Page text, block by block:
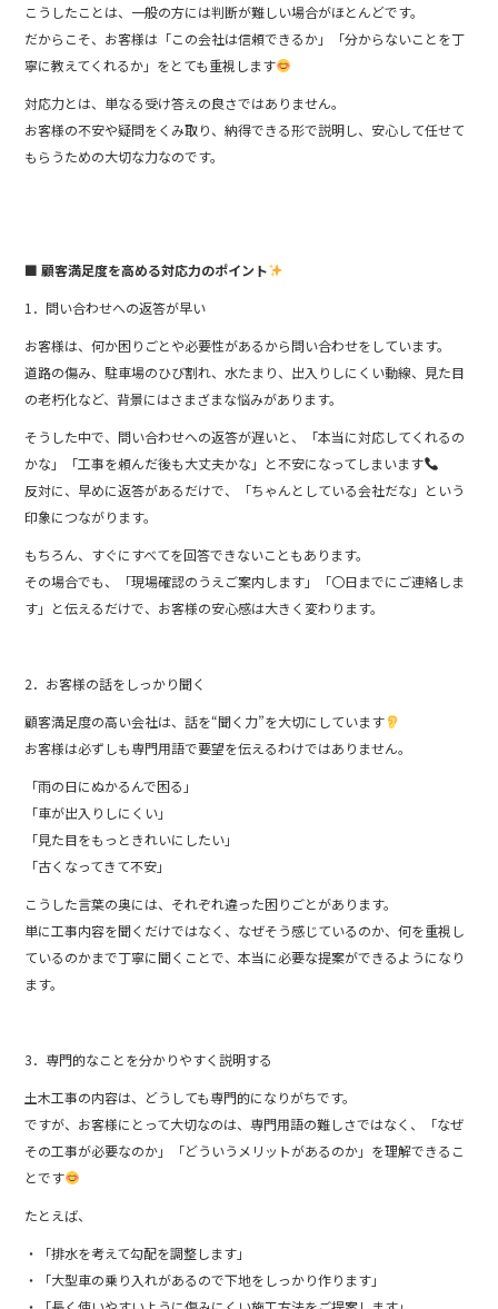
こうしたことは、一般の方には判断が難しい場合がほとんどです。
だからこそ、お客様は「この会社は信頼できるか」「分からないことを丁
寧に教えてくれるか」をとても重視します
対応力とは、単なる受け答えの良さではありません。
お客様の不安や疑問をくみ取り、納得できる形で説明し、安心して任せて
もらうための大切な力なのです。
■ 顧客満足度を高める対応力のポイント
1．問い合わせへの返答が早い
お客様は、何か困りごとや必要性があるから問い合わせをしています。
道路の傷み、駐車場のひび割れ、水たまり、出入りしにくい動線、見た目
の老朽化など、背景にはさまざまな悩みがあります。
そうした中で、問い合わせへの返答が遅いと、「本当に対応してくれるの
かな」「工事を頼んだ後も大丈夫かな」と不安になってしまいます
反対に、早めに返答があるだけで、「ちゃんとしている会社だな」という
印象につながります。
もちろん、すぐにすべてを回答できないこともあります。
その場合でも、「現場確認のうえご案内します」「〇日までにご連絡しま
す」と伝えるだけで、お客様の安心感は大きく変わります。
2．お客様の話をしっかり聞く
顧客満足度の高い会社は、話を“聞く力”を大切にしています
お客様は必ずしも専門用語で要望を伝えるわけではありません。
「雨の日にぬかるんで困る」
「車が出入りしにくい」
「見た目をもっときれいにしたい」
「古くなってきて不安」
こうした言葉の奥には、それぞれ違った困りごとがあります。
単に工事内容を聞くだけではなく、なぜそう感じているのか、何を重視し
ているのかまで丁寧に聞くことで、本当に必要な提案ができるようになり
ます。
3．専門的なことを分かりやすく説明する
土木工事の内容は、どうしても専門的になりがちです。
ですが、お客様にとって大切なのは、専門用語の難しさではなく、「なぜ
その工事が必要なのか」「どういうメリットがあるのか」を理解できるこ
とです
たとえば、
・「排水を考えて勾配を調整します」
・「大型車の乗り入れがあるので下地をしっかり作ります」